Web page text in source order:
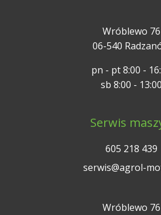
Wróblewo 76
06-540
pn - pt 8:00 -
sb 8:00 - 13:00
Serwis
605 218 439
serwis@agrol-
Wróblewo 76